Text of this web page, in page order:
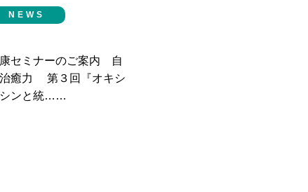
NEWS
セミナーのご案内 自
癒力 第３回『オキシ
シンと統……